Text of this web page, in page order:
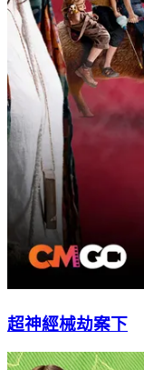
超神經械劫案下